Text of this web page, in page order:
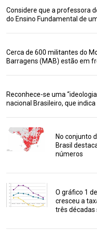
Considere que a professora
do Ensino Fundamental de
Cerca de 600 militantes do
Barragens (MAB) estão em
Reconhece-se uma
nacional Brasileiro, que
No conjunto
Brasil
números
O gráfico 1
cresceu a
três décadas